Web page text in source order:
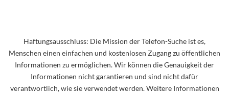
Haftungsausschluss: Die Mission der Telefon-Suche ist es,
Menschen einen einfachen und kostenlosen Zugang zu öffentlichen
Informationen zu ermöglichen. Wir können die Genauigkeit der
Informationen nicht garantieren und sind nicht dafür
verantwortlich, wie sie verwendet werden. Weitere Informationen